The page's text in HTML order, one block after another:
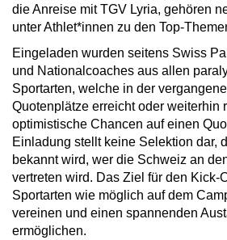
die Anreise mit TGV Lyria, gehören
unter Athlet*innen zu den Top-
Eingeladen wurden seitens Swiss
und Nationalcoaches aus allen
Sportarten, welche in der
Quotenplätze erreicht oder weiterhin
optimistische Chancen auf einen
Einladung stellt keine Selektion dar,
bekannt wird, wer die Schweiz an
vertreten wird. Das Ziel für den Kick-
Sportarten wie möglich auf dem
vereinen und einen spannenden
ermöglichen.